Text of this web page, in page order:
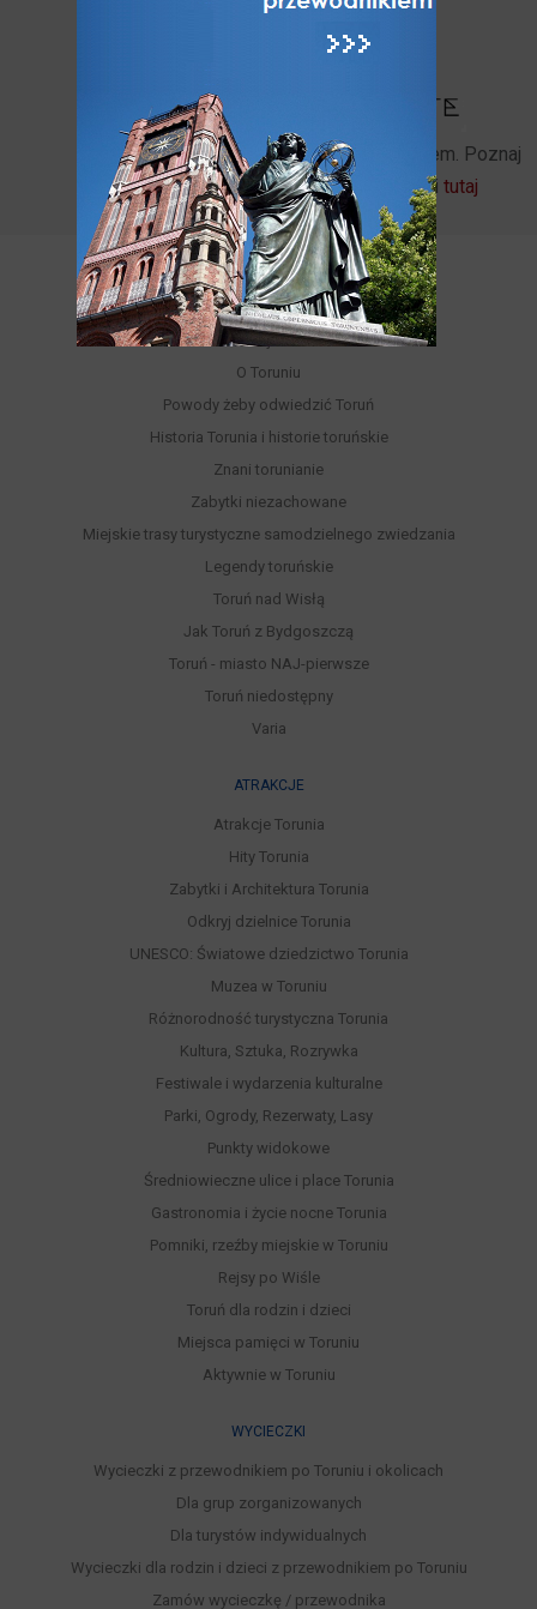
Zostań naszym patronem. Poznaj
szczegóły i możliwości tutaj
POZNAJ
Poznaj Toruń
O Toruniu
Powody żeby odwiedzić Toruń
Historia Torunia i historie toruńskie
Znani torunianie
Zabytki niezachowane
Miejskie trasy turystyczne samodzielnego zwiedzania
Legendy toruńskie
Toruń nad Wisłą
Jak Toruń z Bydgoszczą
Toruń - miasto NAJ-pierwsze
Toruń niedostępny
Varia
ATRAKCJE
Atrakcje Torunia
Hity Torunia
Zabytki i Architektura Torunia
Odkryj dzielnice Torunia
UNESCO: Światowe dziedzictwo Torunia
Muzea w Toruniu
Różnorodność turystyczna Torunia
Kultura, Sztuka, Rozrywka
Festiwale i wydarzenia kulturalne
Parki, Ogrody, Rezerwaty, Lasy
Punkty widokowe
Średniowieczne ulice i place Torunia
Gastronomia i życie nocne Torunia
Pomniki, rzeźby miejskie w Toruniu
Rejsy po Wiśle
Toruń dla rodzin i dzieci
Miejsca pamięci w Toruniu
Aktywnie w Toruniu
WYCIECZKI
Wycieczki z przewodnikiem po Toruniu i okolicach
Dla grup zorganizowanych
Dla turystów indywidualnych
Wycieczki dla rodzin i dzieci z przewodnikiem po Toruniu
Zamów wycieczkę / przewodnika